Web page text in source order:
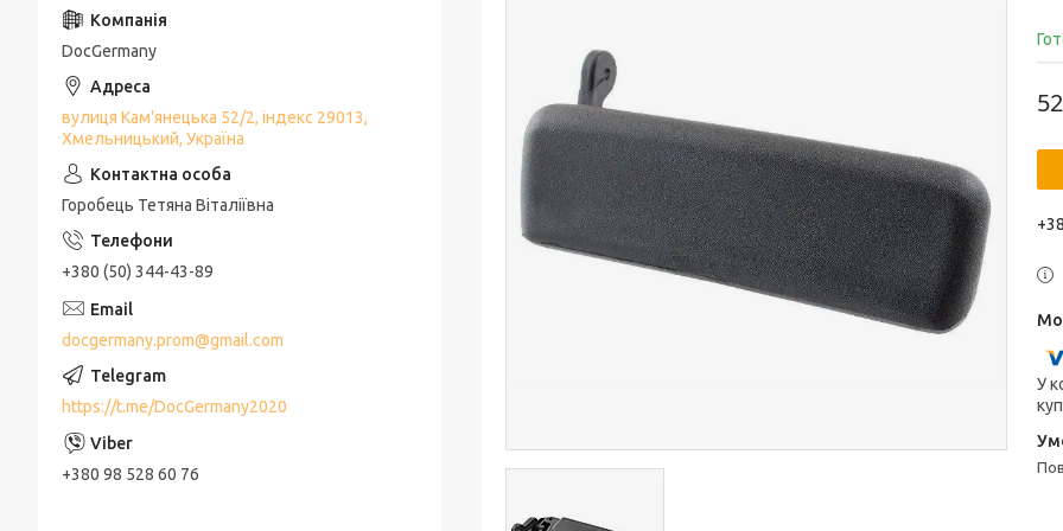
У
DocGermany
вулиця Кам'янецька 52/2, індекс 29013,
Хмельницький, Україна
Горобець Тетяна Віталіївна
+380 (50) 344-43-89
docgermany.prom@gmail.com
https://t.me/DocGermany2020
+380 98 528 60 76